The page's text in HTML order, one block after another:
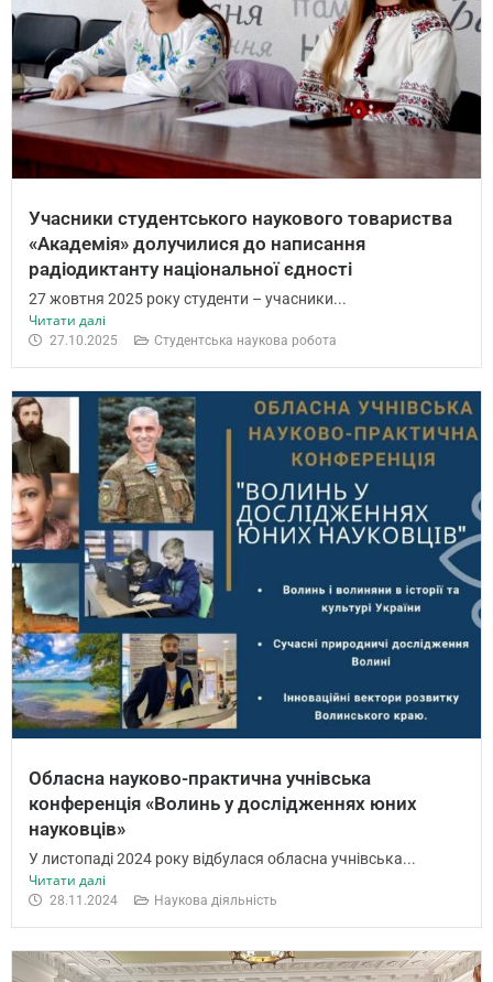
Учасники студентського наукового товариства
«Академія» долучилися до написання
радіодиктанту національної єдності
27 жовтня 2025 року студенти – учасники...
Читати далі
27.10.2025 Студентська наукова робота
Обласна науково-практична учнівська
конференція «Волинь у дослідженнях юних
науковців»
У листопаді 2024 року відбулася обласна учнівська...
Читати далі
28.11.2024 Наукова діяльність